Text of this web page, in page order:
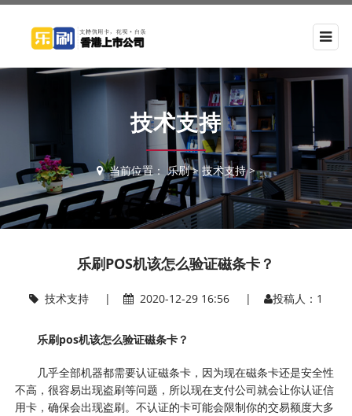
技术支持
当前位置： 乐刷> 技术支持>
乐刷POS机该怎么验证磁条卡？
技术支持| 2020-12-29 16:56 | 投稿人：1
乐刷pos机该怎么验证磁条卡？
几乎全部机器都需要认证磁条卡，因为现在磁条卡还是安全性
不高，很容易出现盗刷等问题，所以现在支付公司就会让你认证信
用卡，确保会出现盗刷。不认证的卡可能会限制你的交易额度大多